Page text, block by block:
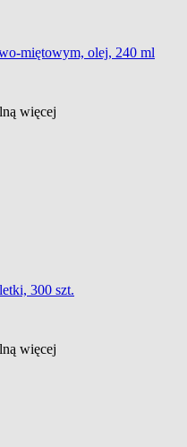
miętowym, olej, 240 ml
więcej
300 szt.
więcej